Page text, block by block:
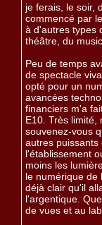
je ferais, le soir,
commencé par
à d'autres types
théâtre, du
Peu de temps
de spectacle
opté pour un
avancées
financiers m'a
E10. Très limité,
souvenez-vous
autres
l'établissement
moins les
le numérique de
déjà clair qu'il
l'argentique.
de vues et au